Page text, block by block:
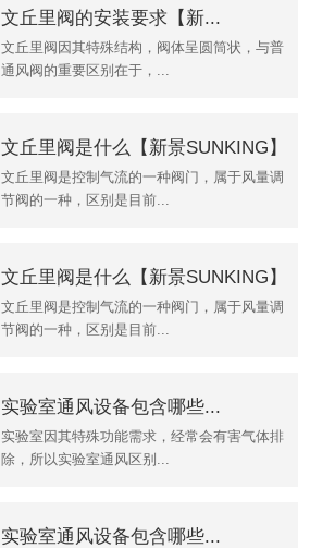
文丘里阀的安装要求【新...
文丘里阀因其特殊结构，阀体呈圆筒状，与普
通风阀的重要区别在于，...
文丘里阀是什么【新景SUNKING】
文丘里阀是控制气流的一种阀门，属于风量调
节阀的一种，区别是目前...
文丘里阀是什么【新景SUNKING】
文丘里阀是控制气流的一种阀门，属于风量调
节阀的一种，区别是目前...
实验室通风设备包含哪些...
实验室因其特殊功能需求，经常会有害气体排
除，所以实验室通风区别...
实验室通风设备包含哪些...